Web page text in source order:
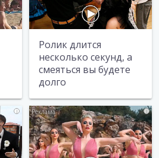
Ролик длится
несколько секунд, а
смеяться вы будете
долго
i i